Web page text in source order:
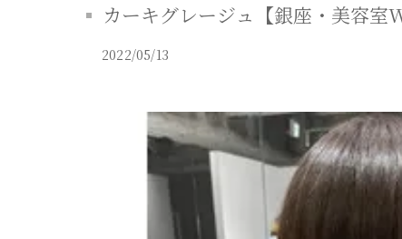
カーキグレージュ【銀座・美容室
2022/05/13